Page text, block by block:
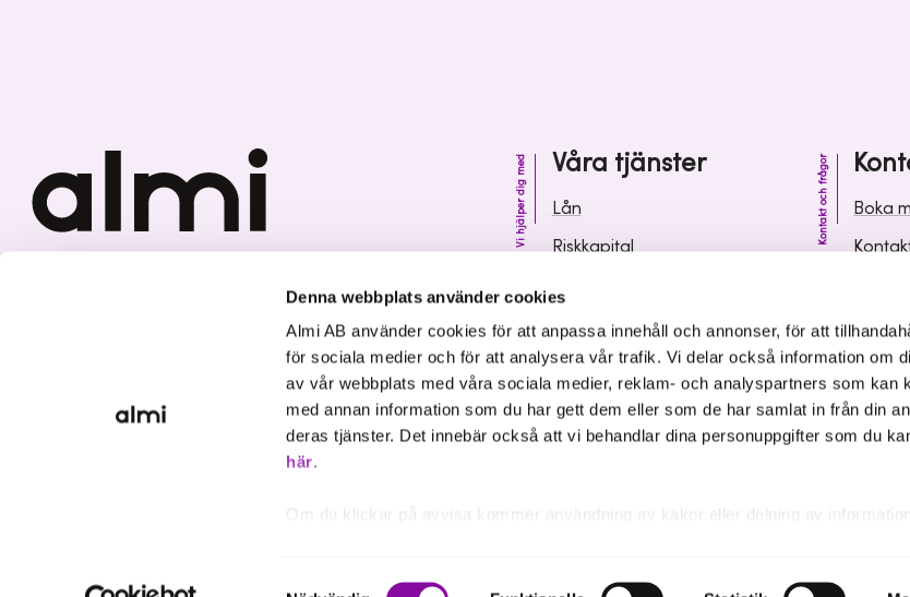
Denna webbplats använder cookies
Almi AB använder cookies för att anpassa innehåll och annonser, för att
för sociala medier och för att analysera vår trafik. Vi delar också information om
av vår webbplats med våra sociala medier, reklam- och analyspartners som kan
med annan information som du har gett dem eller som de har samlat in från din
deras tjänster. Det innebär också att vi behandlar dina personuppgifter som du
här.
Om du klickar på avvisa kommer användning av kakor eller delning av information
Samtyckesval
Våra tjänster
Vi hjälper dig med
Lån
Riskkapital
Kunskap och inspiration
Kontakt och frågor
Boka